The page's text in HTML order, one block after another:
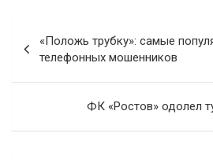
по
записям
«Положь трубку»: самые
телефонных мошенников
ФК «Ростов» одолел